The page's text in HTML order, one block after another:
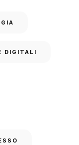
DIGITALI